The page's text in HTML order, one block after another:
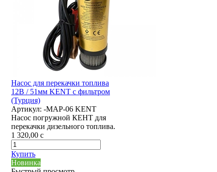
Насос для перекачки топлива
12В / 51мм KENT с фильтром
(Турция)
Артикул: -MAP-06 KENT
Насос погружной КЕНТ для
перекачки дизельного топлива.
1 320,00 c
Купить
Новинка